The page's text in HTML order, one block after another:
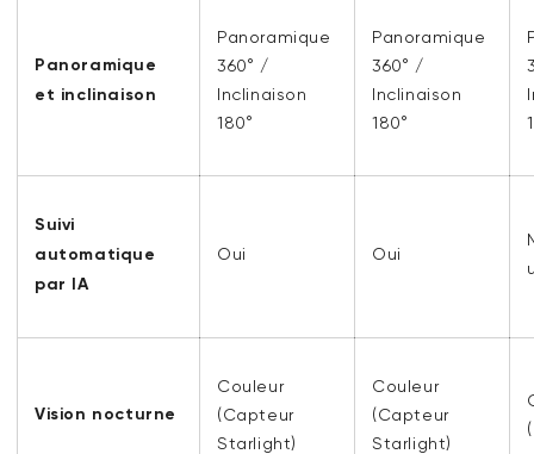
Panoramique
et inclinaison
Panoramique
360° /
Inclinaison
180°
Panoramique
360° /
Inclinaison
180°
Suivi
automatique
par IA
Oui Oui
Vision nocturne
Couleur
(Capteur
Starlight)
Couleur
(Capteur
Starlight)